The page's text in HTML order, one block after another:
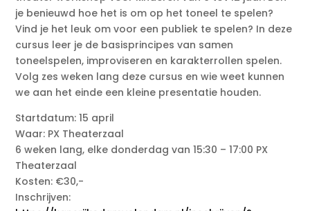
je benieuwd hoe het is om op het toneel te spelen?
Vind je het leuk om voor een publiek te spelen? In deze
cursus leer je de basisprincipes van samen
toneelspelen, improviseren en karakterrollen spelen.
Volg zes weken lang deze cursus en wie weet kunnen
we aan het einde een kleine presentatie houden.
Startdatum: 15 april
Waar: PX Theaterzaal
6 weken lang, elke donderdag van 15:30 – 17:00 PX
Theaterzaal
Kosten: €30,-
Inschrijven: